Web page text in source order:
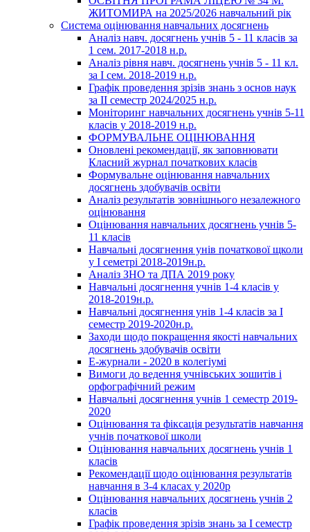
ЖИТОМИРА на 2025/2026 навчальний рік
Система оцінювання навчальних досягнень
Аналіз навч. досягнень учнів 5 - 11 класів за
1 сем. 2017-2018 н.р.
Аналіз рівня навч. досягнень учнів 5 - 11 кл.
за І сем. 2018-2019 н.р.
Графік проведення зрізів знань з основ наук
за ІІ семестр 2024/2025 н.р.
Моніторинг навчальних досягнень учнів 5-11
класів у 2018-2019 н.р.
ФОРМУВАЛЬНЕ ОЦІНЮВАННЯ
Оновлені рекомендації, як заповнювати
Класний журнал початкових класів
Формувальне оцінювання навчальних
досягнень здобувачів освіти
Аналіз результатів зовнішнього незалежного
оцінювання
Оцінювання навчальних досягнень учнів 5-
11 класів
Навчальні досягнення унів початкової щколи
у І семетрі 2018-2019н.р.
Аналіз ЗНО та ДПА 2019 року
Навчальні досягнення учнів 1-4 класів у
2018-2019н.р.
Навчальні досягнення унів 1-4 класів за І
семестр 2019-2020н.р.
Заходи щодо покращення якості навчальних
досягнень здобувачів освіти
Е-журнали - 2020 в колегіумі
Вимоги до ведення учнівських зошитів і
орфографічний режим
Навчальні досягнення учнів 1 семестр 2019-
2020
Оцінювання та фіксація результатів навчання
учнів початкової школи
Оцінювання навчальних досягнень учнів 1
класів
Рекомендації щодо оцінювання результатів
навчання в 3-4 класах у 2020р
Оцінювання навчальних досягнень учнів 2
класів
Графік проведення зрізів знань за І семестр